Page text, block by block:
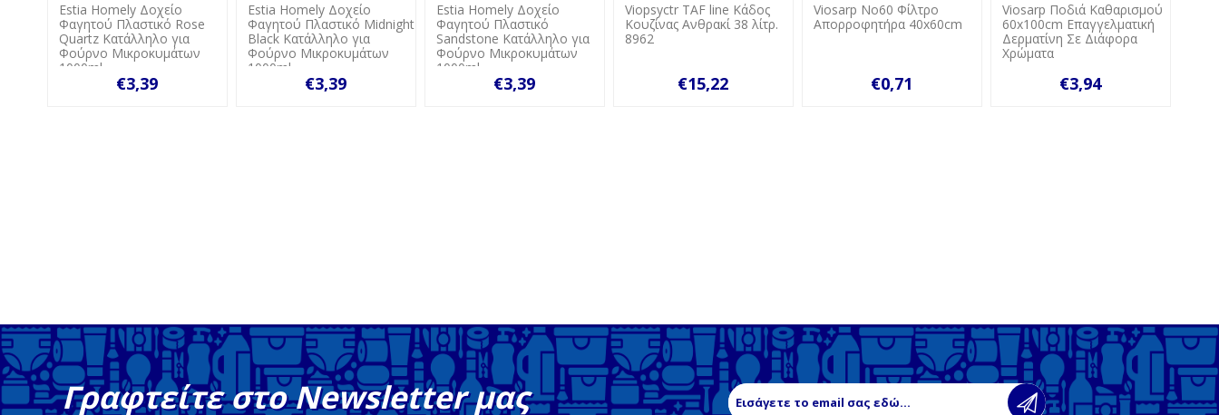
Estia Homely Δοχείο
Φαγητού Πλαστικό Rose
Quartz Κατάλληλο για
Φούρνο Μικροκυμάτων
1000ml
€3,39
Estia Homely Δοχείο
Φαγητού Πλαστικό Midnight
Black Κατάλληλο για
Φούρνο Μικροκυμάτων
1000ml
€3,39
Estia Homely Δοχείο
Φαγητού Πλαστικό
Sandstone Κατάλληλο για
Φούρνο Μικροκυμάτων
1000ml
€3,39
Viopsyctr ΤAF line Κάδος
Κουζίνας Ανθρακί 38 λίτρ.
8962
€15,22
Viosarp Νο60 Φίλτρο
Απορροφητήρα 40x60cm
€0,71
Viosarp Ποδιά Καθαρισμού
60x100cm Επαγγελματική
Δερματίνη Σε Διάφορα
Χρώματα
€3,94
Γραφτείτε στο Newsletter μας